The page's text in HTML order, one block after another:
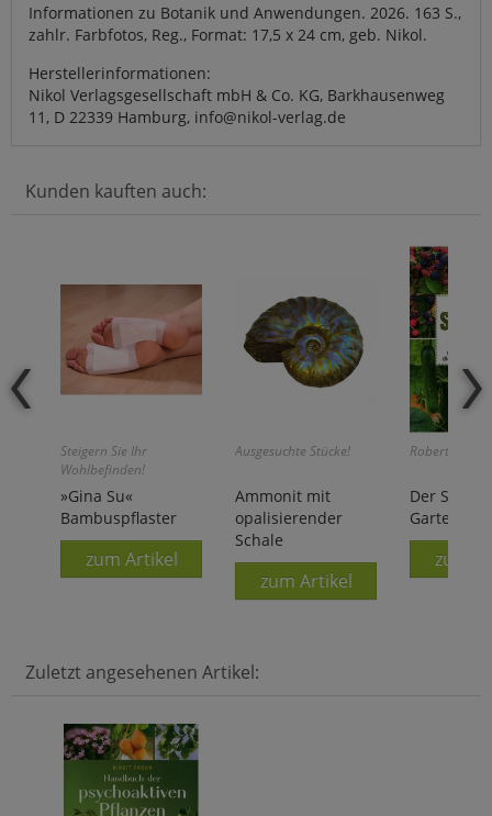
Informationen zu Botanik und Anwendungen. 2026. 163 S.,
zahlr. Farbfotos, Reg., Format: 17,5 x 24 cm, geb. Nikol.
Herstellerinformationen:
Nikol Verlagsgesellschaft mbH & Co. KG, Barkhausenweg
11, D 22339 Hamburg, info@nikol-verlag.de
Kunden kauften auch:
Steigern Sie Ihr
Wohlbefinden!
»Gina Su«
Bambuspflaster
zum Artikel
Ausgesuchte Stücke!
Ammonit mit
opalisierender
Schale
zum Artikel
Robert Elger:
Der
Garten
zum
Zuletzt angesehenen Artikel: